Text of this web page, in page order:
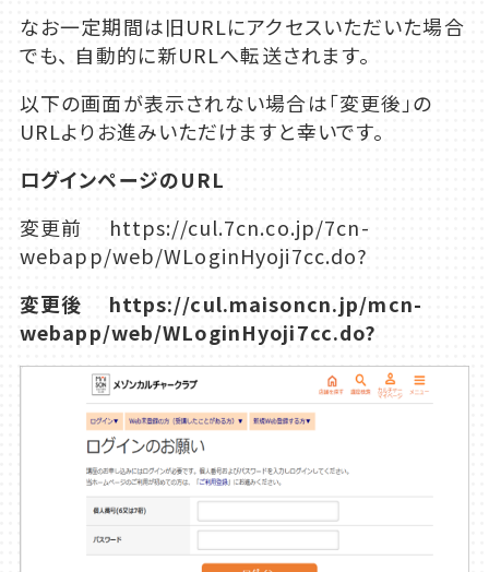
なお一定期間は旧URLにアクセスいただいた場合
でも、 自動的に新URLへ転送されます。
以下の画面が表示されない場合は「変更後」の
URLよりお進みいただけますと幸いです。
ログインページのURL
変更前 https://cul.7cn.co.jp/7cn-
webapp/web/WLoginHyoji7cc.do?
変更後 https://cul.maisoncn.jp/mcn-
webapp/web/WLoginHyoji7cc.do?